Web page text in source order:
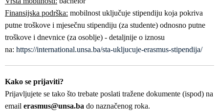
Finansijska podrška: mobilnost uključuje stipendiju koja pokriva
putne troškove i mjesečnu stipendiju (za studente) odnosno putne
troškove i dnevnice (za osoblje) - detaljnije o iznosu
na: https://international.unsa.ba/sta-ukljucuje-erasmus-stipendija/
Kako se prijaviti?
Prijavljujete se tako što trebate poslati tražene dokumente (ispod) na
email erasmus@unsa.ba do naznačenog roka.